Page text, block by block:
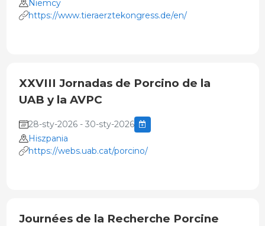
Niemcy
https://www.tieraerztekongress.de/en/
XXVIII Jornadas de Porcino de la
UAB y la AVPC
28-sty-2026 - 30-sty-2026
Hiszpania
https://webs.uab.cat/porcino/
Journées de la Recherche Porcine